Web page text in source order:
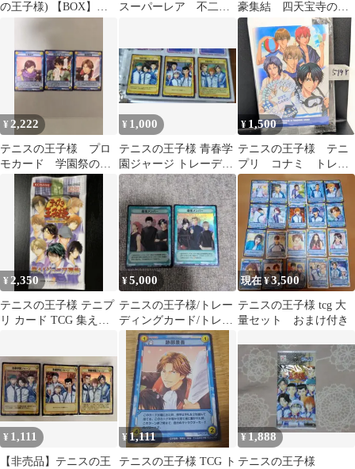
の王子様) 【BOX】テ
春学園校内ランキング
スーパーレア 不二周
豪集結 四天宝寺の実
力 パックセット 【未
開封】
¥ 2,222
テニスの王子様 プロ
モカード 学園祭の王
子様 トレカ TCG 越
前 手塚 跡部
¥ 1,000
テニスの王子様 青春学
園ジャージ トレーディ
ングカード 3枚セット
¥ 1,500
テニスの王子様 テニ
プリ コナミ トレ
カ ボックスカード
描き下ろし 未開封
¥ 2,350
テニスの王子様 テニプ
リ カード TCG 集え！
¥5,000
テニスの王子様/トレー
ディングカード/トレ
カ/TCG/青春学園/最強
メンバー
現在 ¥3,500
テニスの王子様 tcg 大
量セット おまけ付き
¥ 1,111
【非売品】テニスの王
¥ 1,111
テニスの王子様 TCG ト
¥1,888
テニスの王子様